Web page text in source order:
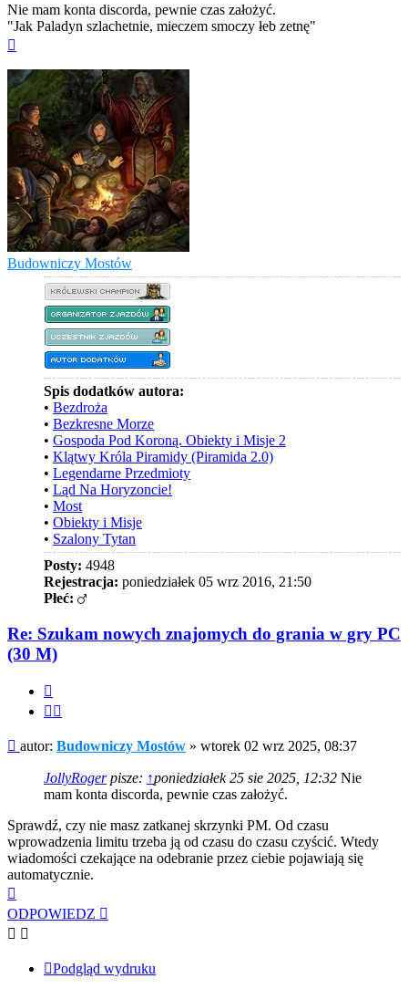
Nie mam konta discorda, pewnie czas założyć.
"Jak Paladyn szlachetnie, mieczem smoczy łeb zetnę"
Budowniczy Mostów
Spis dodatków autora:
• Bezdroża
• Bezkresne Morze
• Gospoda Pod Koroną. Obiekty i Misje 2
• Klątwy Króla Piramidy (Piramida 2.0)
• Legendarne Przedmioty
• Ląd Na Horyzoncie!
• Most
• Obiekty i Misje
• Szalony Tytan
Posty: 4948
Rejestracja: poniedziałek 05 wrz 2016, 21:50
Płeć:
Re: Szukam nowych znajomych do grania w gry PC
(30 M)
Post
autor: Budowniczy Mostów » wtorek 02 wrz 2025, 08:37
JollyRogerpisze: ↑poniedziałek 25 sie 2025, 12:32 Nie
mam konta discorda, pewnie czas założyć.
Sprawdź, czy nie masz zatkanej skrzynki PM. Od czasu
wprowadzenia limitu trzeba ją od czasu do czasu czyścić. Wtedy
wiadomości czekające na odebranie przez ciebie pojawiają się
automatycznie.
górę
ODPOWIEDZ
Podgląd wydruku